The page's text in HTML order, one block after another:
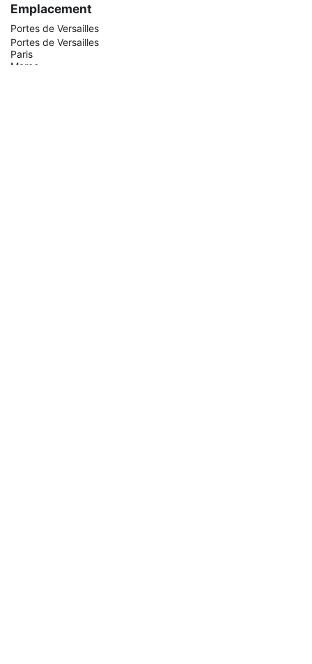
Emplacement
Portes de Versailles
Portes de Versailles
Paris
Maroc